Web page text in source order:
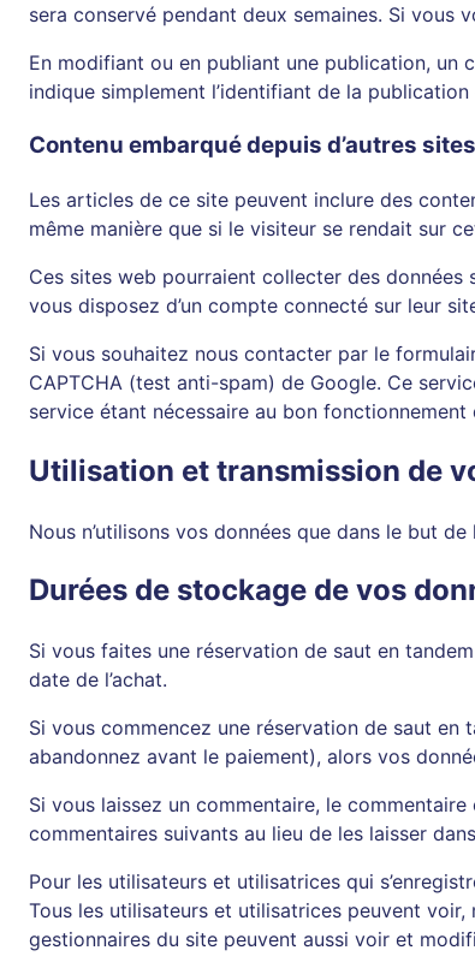
sera conservé pendant deux semaines. Si
En modifiant ou en publiant une publication, un
indique simplement l’identifiant de la
Contenu embarqué depuis d’autres sites
Les articles de ce site peuvent inclure des
même manière que si le visiteur se rendait sur
Ces sites web pourraient collecter des
vous disposez d’un compte connecté sur leur
Si vous souhaitez nous contacter par le
CAPTCHA (test anti-spam) de Google. Ce
service étant nécessaire au bon fonctionnement
Utilisation et transmission de
Nous n’utilisons vos données que dans le but
Durées de stockage de vos
Si vous faites une réservation de saut en
date de l’achat.
Si vous commencez une réservation de saut en
abandonnez avant le paiement), alors vos
Si vous laissez un commentaire, le
commentaires suivants au lieu de les laisser
Pour les utilisateurs et utilisatrices qui
Tous les utilisateurs et utilisatrices peuvent voir,
gestionnaires du site peuvent aussi voir et